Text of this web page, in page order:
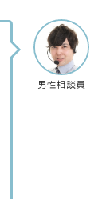
男性相談員